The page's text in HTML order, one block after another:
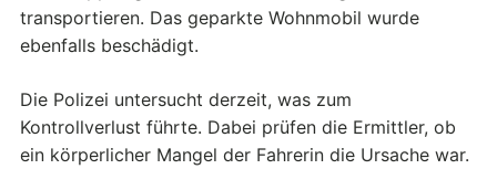
transportieren. Das geparkte Wohnmobil wurde
ebenfalls beschädigt.
Die Polizei untersucht derzeit, was zum
Kontrollverlust führte. Dabei prüfen die Ermittler, ob
ein körperlicher Mangel der Fahrerin die Ursache war.